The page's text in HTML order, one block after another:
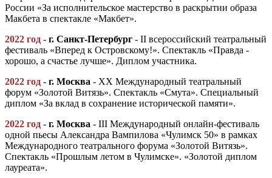
России «За исполнительское мастерство в раскрытии образа
Макбета в спектакле «Макбет».
2022 год - г. Санкт-Петербург - II всероссийский театральный
фестиваль «Вперед к Островскому!». Спектакль «Правда -
хорошо, а счастье лучше». Диплом участника.
2022 год - г. Москва - ХХ Международный театральный
форум «Золотой Витязь». Спектакль «Смута». Специальный
диплом «За вклад в сохранение исторической памяти».
2022 год - г. Москва - III Международный онлайн-фестиваль
одной пьесы Александра Вампилова «Чулимск 50» в рамках
Международного театрального форума «Золотой Витязь».
Спектакль «Прошлым летом в Чулимске». «Золотой диплом
лауреата».